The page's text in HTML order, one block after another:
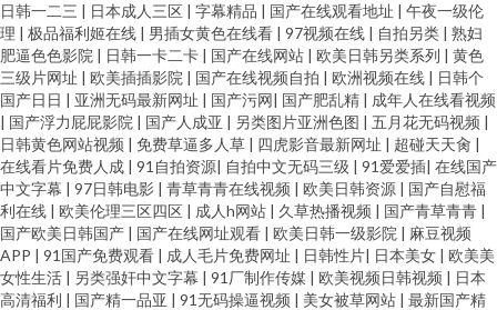
日韩一二三 | 日本成人三区 | 字幕精品 | 国产在线观看地址 | 午夜一级伦
理 | 极品福利姬在线 | 男插女黄色在线看 | 97视频在线 | 自拍另类 | 熟妇
肥逼色色影院 | 日韩一卡二卡 | 国产在线网站 | 欧美日韩另类系列 | 黄色
三级片网址 | 欧美插插影院 | 国产在线视频自拍 | 欧洲视频在线 | 日韩个
国产日日 | 亚洲无码最新网址 | 国产污网| 国产肥乱精 | 成年人在线看视频
| 国产浮力屁屁影院 | 国产人成亚 | 另类图片亚洲色图 | 五月花无码视频 |
日韩黄色网站视频 | 免费草逼多人草 | 四虎影音最新网址 | 超碰天天肏 |
在线看片免费人成 | 91自拍资源| 自拍中文无码三级 | 91爱爱插| 在线国产
中文字幕 | 97日韩电影 | 青草青青在线视频 | 欧美日韩资源 | 国产自慰福
利在线 | 欧美伦理三区四区 | 成人h网站 | 久草热播视频 | 国产青草青青 |
国产欧美日韩国产 | 国产在线网址观看 | 欧美日韩一级影院 | 麻豆视频
APP | 91国产免费观看 | 成人毛片免费网址 | 日韩性片| 日本美女 | 欧美美
女性生活 | 另类强奸中文字幕 | 91厂制作传媒 | 欧美视频日韩视频 | 日本
高清福利 | 国产精一品亚 | 91无码操逼视频 | 美女被草网站 | 最新国产精